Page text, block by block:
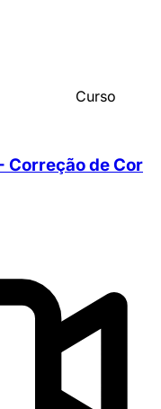
Curso
Correção de Cor